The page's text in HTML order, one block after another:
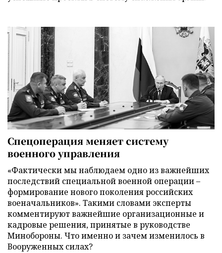
Спецоперация меняет систему
военного управления
«Фактически мы наблюдаем одно из важнейших
последствий специальной военной операции –
формирование нового поколения российских
военачальников». Такими словами эксперты
комментируют важнейшие организационные и
кадровые решения, принятые в руководстве
Минобороны. Что именно и зачем изменилось в
Вооруженных силах?